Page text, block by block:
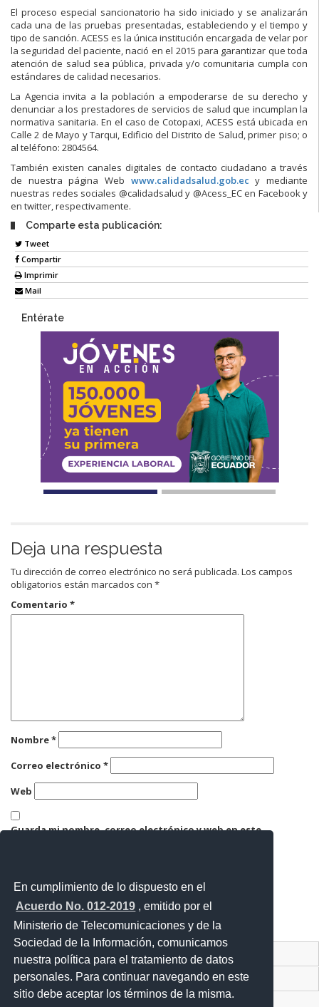
En cumplimiento de lo dispuesto en el
Acuerdo No. 012-2019 , emitido por el
Ministerio de Telecomunicaciones y de la
Sociedad de la Información, comunicamos
nuestra política para el tratamiento de datos
personales. Para continuar navegando en este
sitio debe aceptar los términos de la misma.
El proceso especial sancionatorio ha sido iniciado y se analizarán
cada una de las pruebas presentadas, estableciendo y el tiempo y
tipo de sanción. ACESS es la única institución encargada de velar por
la seguridad del paciente, nació en el 2015 para garantizar que toda
atención de salud sea pública, privada y/o comunitaria cumpla con
estándares de calidad necesarios.
La Agencia invita a la población a empoderarse de su derecho y
denunciar a los prestadores de servicios de salud que incumplan la
normativa sanitaria. En el caso de Cotopaxi, ACESS está ubicada en
Calle 2 de Mayo y Tarqui, Edificio del Distrito de Salud, primer piso; o
al teléfono: 2804564.
También existen canales digitales de contacto ciudadano a través
de nuestra página Web www.calidadsalud.gob.ec y mediante
nuestras redes sociales @calidadsalud y @Acess_EC en Facebook y
en twitter, respectivamente.
Comparte esta publicación:
Tweet
Compartir
Imprimir
Mail
Entérate
Deja una respuesta
Tu dirección de correo electrónico no será publicada. Los campos
obligatorios están marcados con *
Comentario *
Nombre*
Correo electrónico *
Web
Guarda mi nombre, correo electrónico y web en este
Contacto Ciudadano Digital
Portal Trámites Ciudadanos
Sistema Nacional de Información (SNI)